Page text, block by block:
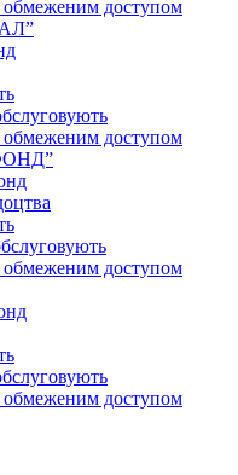
обмеженим доступом
обмеженим доступом
обмеженим доступом
обмеженим доступом